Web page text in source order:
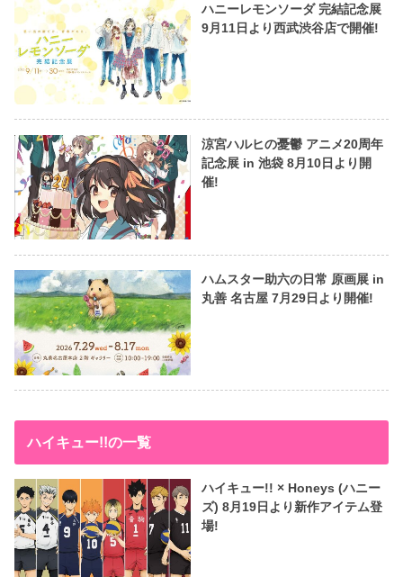
ハニーレモンソーダ 完結記念展
9月11日より西武渋谷店で開催!
涼宮ハルヒの憂鬱 アニメ20周年
記念展 in 池袋 8月10日より開
催!
ハムスター助六の日常 原画展 in
丸善 名古屋 7月29日より開催!
ハイキュー!!の一覧
ハイキュー!! × Honeys (ハニー
ズ) 8月19日より新作アイテム登
場!